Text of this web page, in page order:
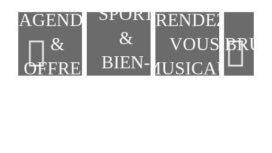
AGENDA
&
OFFRES
SPORT
&
BIEN-
RENDEZ-
VOUS
MUSICAUX